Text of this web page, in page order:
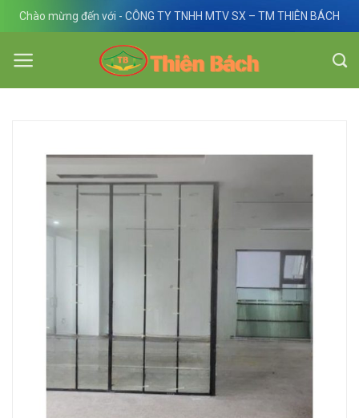
Skip
content
Chào mừng đến với - CÔNG TY TNHH MTV SX – TM THIÊN BÁCH